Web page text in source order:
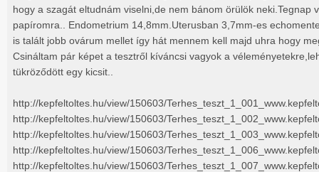
hogy a szagát eltudnám viselni,de nem bánom örülök neki.Tegnap
papíromra.. Endometrium 14,8mm.Uterusban 3,7mm-es
is talált jobb ovárum mellet így hát mennem kell majd uhra hogy
Csináltam pár képet a tesztről kíváncsi vagyok a
tükröződött egy kicsit..
http://kepfeltoltes.hu/view/150603/
http://kepfeltoltes.hu/view/150603/
http://kepfeltoltes.hu/view/150603/
http://kepfeltoltes.hu/view/150603/
http://kepfeltoltes.hu/view/150603/